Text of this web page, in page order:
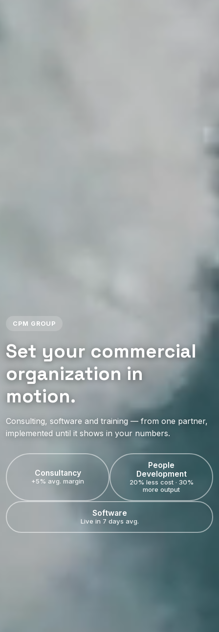
CPM GROUP
Set your commercial
organization in
motion.
Consulting, software and training — from one partner,
implemented until it shows in your numbers.
Consultancy
+5% avg. margin
People
Development
20% less cost · 30%
more output
Software
Live in 7 days avg.